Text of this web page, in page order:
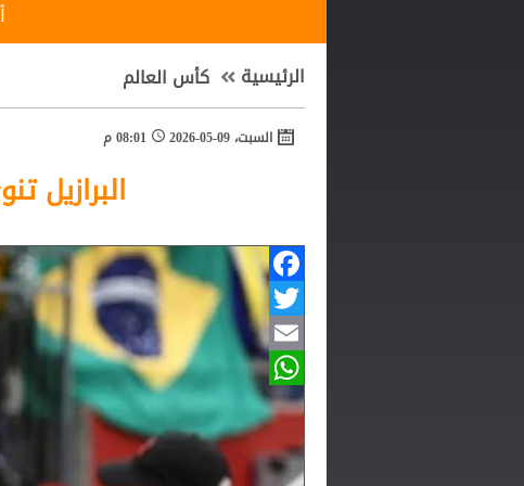
أغلى لاعب في
الرئيسية كأس العالم
السبت، 09-05-2026 08:01 م
البرازيل
Facebook
Twitter
Email
WhatsApp